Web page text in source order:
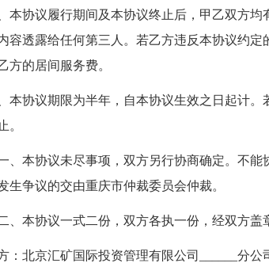
本协议履行期间及本协议终止后，甲乙双方
容透露给任何第三人。若乙方违反本协议约
方的居间服务费。
本协议期限为半年，自本协议生效之日起计
。
、本协议未尽事项，双方另行协商确定。不
生争议的交由重庆市仲裁委员会仲裁。
、本协议一式二份，双方各执一份，经双方盖
：北京汇矿国际投资管理有限公司______分公